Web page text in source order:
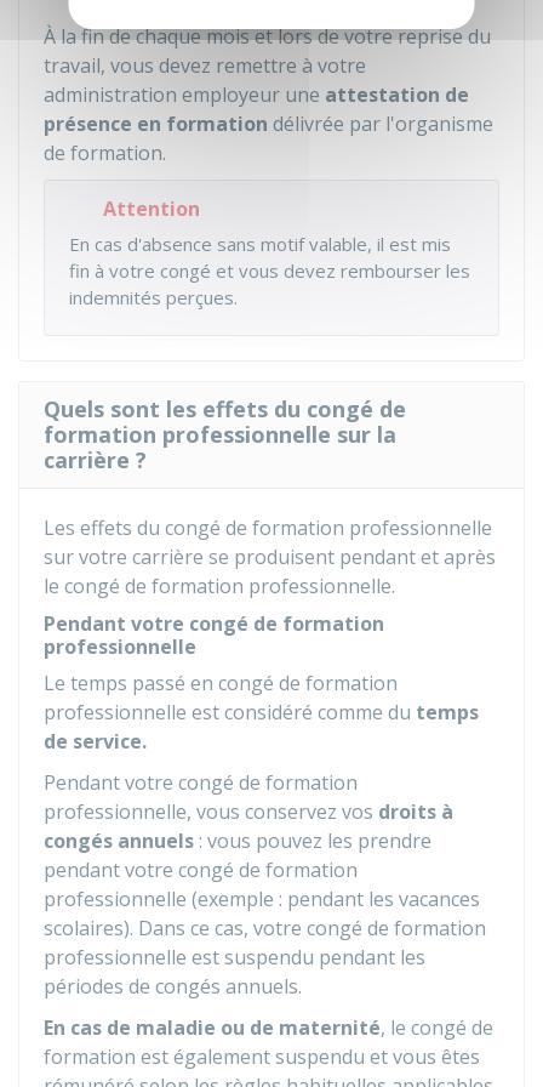
À la fin de chaque mois et lors de votre reprise du
travail, vous devez remettre à votre
administration employeur une attestation de
présence en formation délivrée par l'organisme
de formation.
Attention
En cas d'absence sans motif valable, il est mis
fin à votre congé et vous devez rembourser les
indemnités perçues.
Quels sont les effets du congé de
formation professionnelle sur la
carrière ?
Les effets du congé de formation professionnelle
sur votre carrière se produisent pendant et après
le congé de formation professionnelle.
Pendant votre congé de formation
professionnelle
Le temps passé en congé de formation
professionnelle est considéré comme du temps
de service.
Pendant votre congé de formation
professionnelle, vous conservez vos droits à
congés annuels : vous pouvez les prendre
pendant votre congé de formation
professionnelle (exemple : pendant les vacances
scolaires). Dans ce cas, votre congé de formation
professionnelle est suspendu pendant les
périodes de congés annuels.
En cas de maladie ou de maternité, le congé de
formation est également suspendu et vous êtes